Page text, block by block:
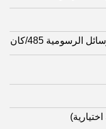
الرسومية 485/كان